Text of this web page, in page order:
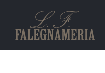
contenuto